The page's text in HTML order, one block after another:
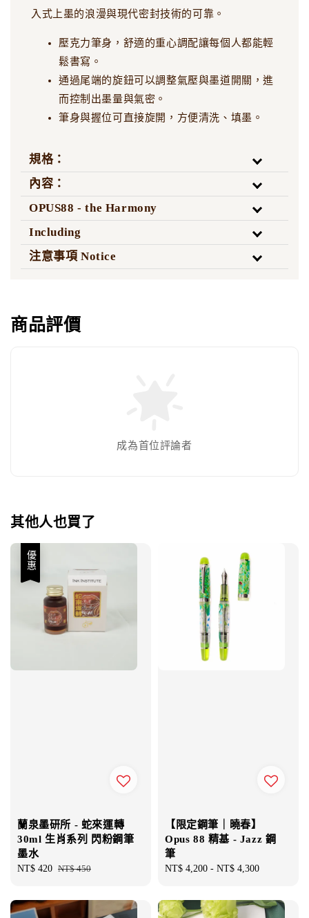
入式上墨的浪漫與現代密封技術的可靠。
壓克力筆身，舒適的重心調配讓每個人都能輕
鬆書寫。
通過尾端的旋鈕可以調整氣壓與墨道開關，進
而控制出墨量與氣密。
筆身與握位可直接旋開，方便清洗、填墨。
規格：
內容：
OPUS88 - the Harmony
Including
注意事項 Notice
商品評價
成為首位評論者
其他人也買了
優惠
蘭泉墨研所 - 蛇來運轉
30ml 生肖系列 閃粉鋼筆
墨水
Sale
NT$ 420 Regular
NT$ 450
【限定鋼筆｜曉春】
Opus 88 精基 - Jazz 鋼
筆
Regular
NT$ 4,200 - NT$ 4,300